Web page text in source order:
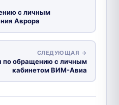
с личным
Аврора
СЛЕДУЮЩАЯ →
по обращению с личным
кабинетом ВИМ-Авиа